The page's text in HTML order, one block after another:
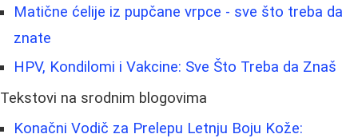
Matične ćelije iz pupčane vrpce - sve što treba da
znate
HPV, Kondilomi i Vakcine: Sve Što Treba da Znaš
Tekstovi na srodnim blogovima
Konačni Vodič za Prelepu Letnju Boju Kože: